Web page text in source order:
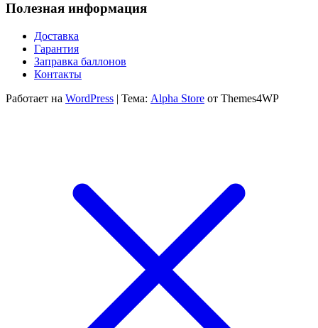
Полезная информация
Доставка
Гарантия
Заправка баллонов
Контакты
Работает на WordPress | Тема: Alpha Store от Themes4WP